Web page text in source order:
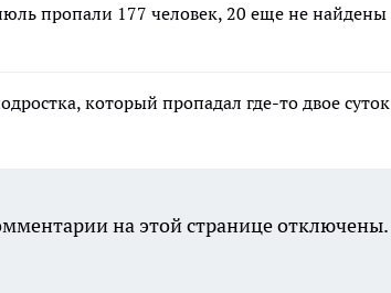
пропали 177 человек, 20 еще не найдены
который пропадал где-то двое суток
на этой странице отключены.